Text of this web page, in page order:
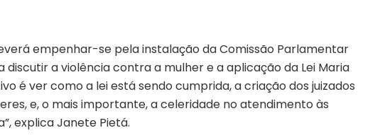
empenhar-se pela instalação da Comissão Parlamentar
discutir a violência contra a mulher e a aplicação da Lei Maria
é ver como a lei está sendo cumprida, a criação dos juizados
e, o mais importante, a celeridade no atendimento às
explica Janete Pietá.